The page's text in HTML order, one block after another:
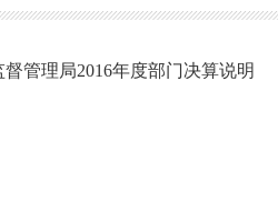
管理局2016年度部门决算说明